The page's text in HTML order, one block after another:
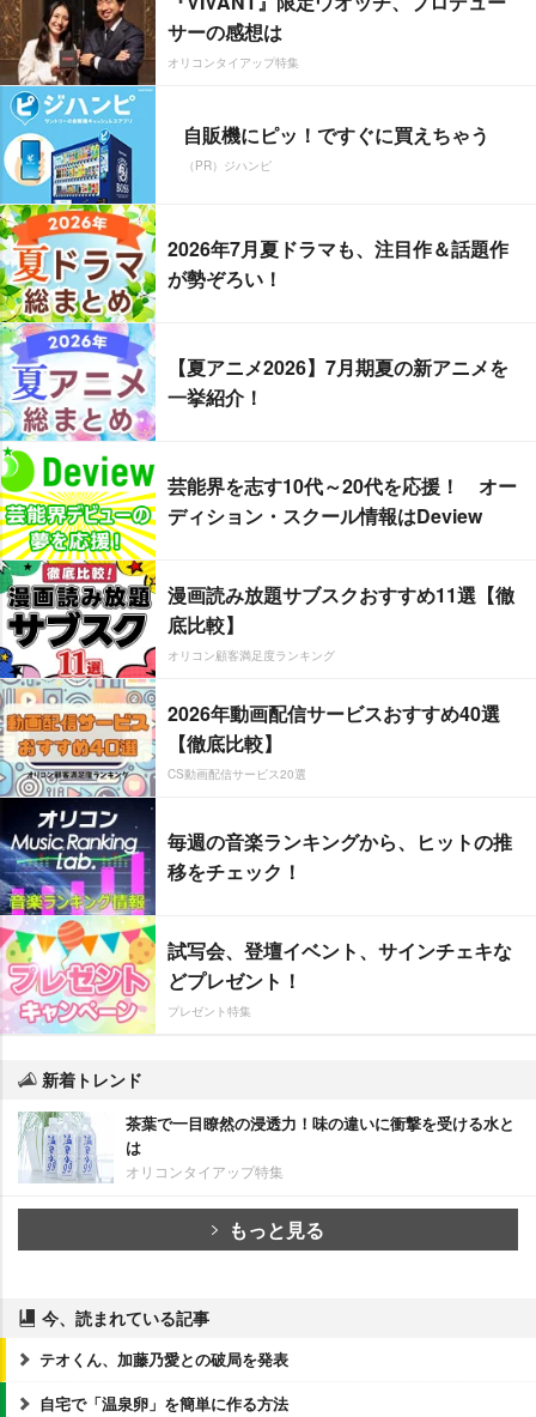
サーの感想は
オリコンタイアップ特集
自販機にピッ！ですぐに買えちゃう
（PR）ジハンピ
2026年7月夏ドラマも、注目作＆話題作
が勢ぞろい！
【夏アニメ2026】7月期夏の新アニメを
一挙紹介！
芸能界を志す10代～20代を応援！ オー
ディション・スクール情報はDeview
漫画読み放題サブスクおすすめ11選【徹
底比較】
オリコン顧客満足度ランキング
2026年動画配信サービスおすすめ40選
【徹底比較】
CS動画配信サービス20選
毎週の音楽ランキングから、ヒットの推
移をチェック！
試写会、登壇イベント、サインチェキな
どプレゼント！
プレゼント特集
新着トレンド
茶葉で一目瞭然の浸透力！味の違いに衝撃を受ける水と
は
オリコンタイアップ特集
もっと見る
今、読まれている記事
テオくん、加藤乃愛との破局を発表
自宅で「温泉卵」を簡単に作る方法